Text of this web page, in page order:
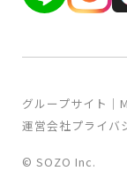
運営会社プライバ
グループサイト｜
© SOZO Inc.